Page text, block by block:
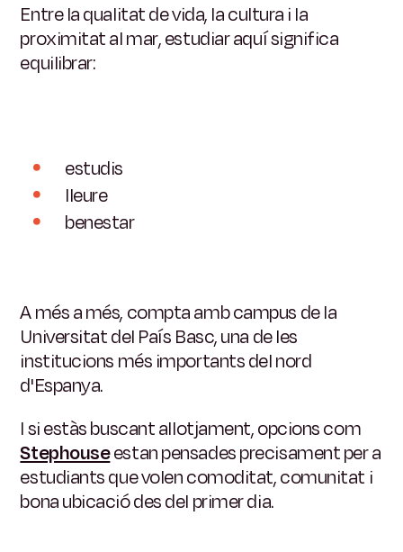
Entre la qualitat de vida, la cultura i la
proximitat al mar, estudiar aquí significa
equilibrar:
estudis
lleure
benestar
A més a més, compta amb campus de la
Universitat del País Basc, una de les
institucions més importants del nord
d'Espanya.
I si estàs buscant allotjament, opcions com
Stephouseestan pensades precisament per a
estudiants que volen comoditat, comunitat i
bona ubicació des del primer dia.